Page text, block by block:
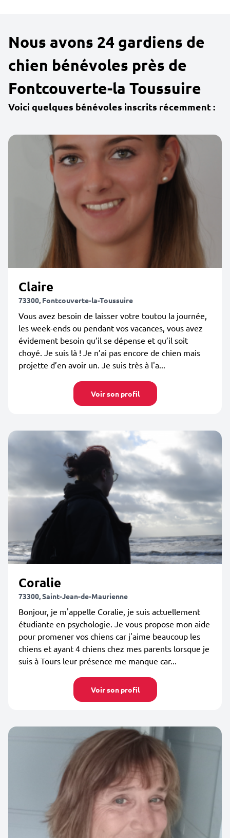
Nous avons 24 gardiens de
chien bénévoles près de
Fontcouverte-la Toussuire
Voici quelques bénévoles inscrits récemment :
Claire
73300, Fontcouverte-la-Toussuire
Vous avez besoin de laisser votre toutou la journée,
les week-ends ou pendant vos vacances, vous avez
évidement besoin qu’il se dépense et qu’il soit
choyé. Je suis là ! Je n’ai pas encore de chien mais
projette d’en avoir un. Je suis très à l'a...
Voir son profil
Coralie
73300, Saint-Jean-de-Maurienne
Bonjour, je m'appelle Coralie, je suis actuellement
étudiante en psychologie. Je vous propose mon aide
pour promener vos chiens car j'aime beaucoup les
chiens et ayant 4 chiens chez mes parents lorsque je
suis à Tours leur présence me manque car...
Voir son profil